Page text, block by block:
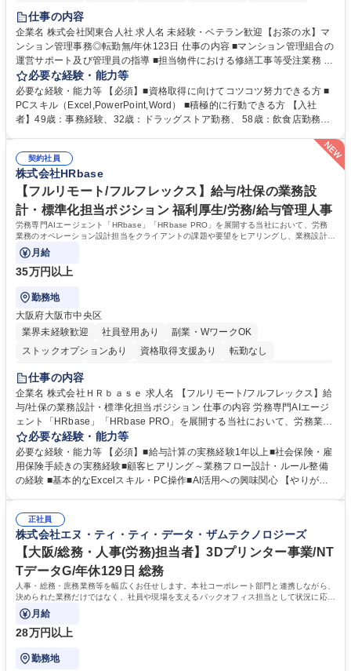
仕事の内容
企業名 株式会社関東合人社 求人名 未経験・ベテラン歓迎【お茶の水】マ
ンション管理事務◎転勤無/年休123日 仕事の内容 ■マンション管理組合の
運営サポート及び管理員の指導 ■担当物件における修繕工事等受注業務 ■
事務所内での事務業務等 ★異業界からの転職者が多数活躍しています
【年収補足】532万円 ＋別途インセンティヴで平均約100万円/年（昨年度
実績） ＋管理業務主任者資格手当50,000円/月 ★親会社である株式会社合
人社計画研究所社のグループ会社として、質の高いサービスと適性価格を
募集職種 未経験・ベテラン歓迎【お茶の水】マンション管理事務◎転勤
無/年休123日
必要な経験・能力等
必要な経験・能力等 【必須】■資格取得に向けてコツコツ努力できる方 ■
PCスキル（Excel,PowerPoint,Word） ■積極的に行動できる方 【入社
者】49歳：事務経験、32歳：ドラッグストア勤務、 58歳：飲食店勤務
試や研修制度など充実！ ＊未資格者の8割以上が入社2年以内に資格を取
得出来ております！ 【魅力】■フレックス制度、未経験からでも下限年収
を一律支給！ ■管理業務主任者資格取得後には50,000円/月の手当あり！
学歴・資格 学歴：大学院 大学 高専 短大 専修学校 高校 語学力： 資格：第
一種運転免許普通自動車
契約社員
株式会社HRbase
【フルリモート/フルフレックス】給与/社保の業務設
計・標準化担当ポジション 福利厚生/労務/給与管理人事
労務専門AIエージェント「HRbase」「HRbase PRO」を展開する当社において、労務
業務のオペレーション設計担当をクライアントの課題や要望をヒアリングし、業務設計や
システム設定へと落とし込むポジションです。
月給
35万円以上
勤務地
大阪府大阪市中央区
業界未経験歓迎
社員登用あり
副業・WワークOK
ストックオプションあり
資格取得支援あり
転勤なし
時短勤務あり
服装自由
仕事の内容
企業名 株式会社ＨＲｂａｓｅ 求人名 【フルリモート/フルフレックス】給
与/社保の業務設計・標準化担当ポジション 仕事の内容 労務専門AIエージ
ェント「HRbase」「HRbase PRO」を展開する当社において、労務業務
のオペレーション設計担当をクライアントの課題や要望をヒアリングし、
業務設計やシステム設定へと落とし込むポジションです。 【具体的に
は】・業務オペレーション設計（要件定義/顧客ヒアリング/業務オペレー
ションの洗い出し、ルール整備、システム設定) ・業務マニュアル作成、
（年調等の年次業務など） 募集職種 【フルリモート/フルフレックス】給
与/社保の業務設計・標準化担当ポジション
必要な経験・能力等
必要な経験・能力等 【必須】■給与計算の実務経験1年以上■社会保険・雇
用保険手続きの実務経験■顧客ヒアリング～業務フロー設計・ルール整備
の経験 ■基本的なExcelスキル・PC操作■AI活用への興味関心 【やりが
る設計にとどまらず、ご自身が現場のエキスパートとしてオペレーション
を実行する機会もあり、実務と改善の両面でスキルを発揮できる環境で
す。 学歴・資格 学歴：大学院 大学 高専 短大 専修学校 高校 語学力： 資
格：
正社員
株式会社エヌ・ティ・ティ・データ・ザムテクノロジーズ
【大阪/総務・人事(労務)担当者】3Dプリンター事業/NT
TデータG/年休129日 総務
人事・総務・庶務業務等を幅広くお任せします。本社コーポレート部門と連携しながら、
決められた業務だけではなく、社員や現場を支えるバックオフィス担当として状況に応じ
て柔軟に対応いただくことを期待します。
月給
28万円以上
勤務地